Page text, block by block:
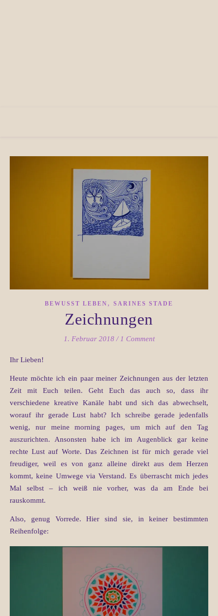
BEWUSST LEBEN , SARINES STADE
Zeichnungen
1. Februar 2018 / 1 Comment
Ihr Lieben!
Heute möchte ich ein paar meiner Zeichnungen aus der letzten
Zeit mit Euch teilen. Geht Euch das auch so, dass ihr
verschiedene kreative Kanäle habt und sich das abwechselt,
worauf ihr gerade Lust habt? Ich schreibe gerade jedenfalls
wenig, nur meine morning pages, um mich auf den Tag
auszurichten. Ansonsten habe ich im Augenblick gar keine
rechte Lust auf Worte. Das Zeichnen ist für mich gerade viel
freudiger, weil es von ganz alleine direkt aus dem Herzen
kommt, keine Umwege via Verstand. Es überrascht mich jedes
Mal selbst – ich weiß nie vorher, was da am Ende bei
rauskommt.
Also, genug Vorrede. Hier sind sie, in keiner bestimmten
Reihenfolge: